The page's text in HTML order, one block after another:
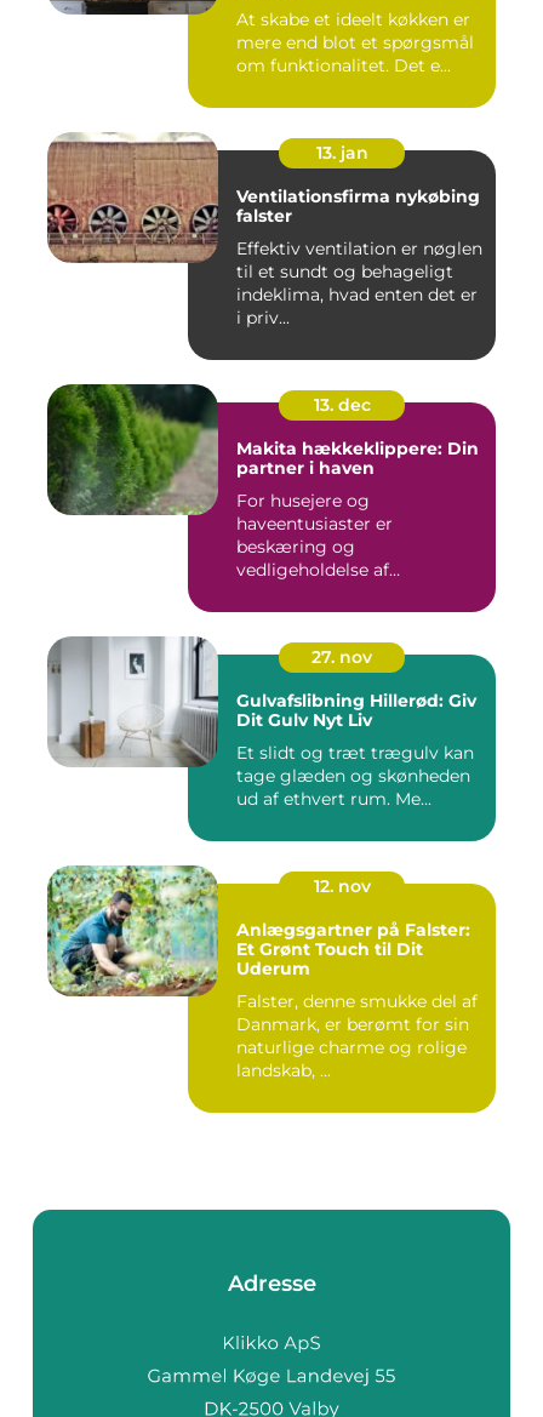
At skabe et ideelt køkken er
mere end blot et spørgsmål
om funktionalitet. Det e...
13. jan
Ventilationsfirma nykøbing
falster
Effektiv ventilation er nøglen
til et sundt og behageligt
indeklima, hvad enten det er
i priv...
13. dec
Makita hækkeklippere: Din
partner i haven
For husejere og
haveentusiaster er
beskæring og
vedligeholdelse af
27. nov
Gulvafslibning Hillerød: Giv
Dit Gulv Nyt Liv
Et slidt og træt trægulv kan
tage glæden og skønheden
ud af ethvert rum. Me...
12. nov
Anlægsgartner på Falster:
Et Grønt Touch til Dit
Uderum
Falster, denne smukke del af
Danmark, er berømt for sin
naturlige charme og rolige
landskab, ...
Adresse